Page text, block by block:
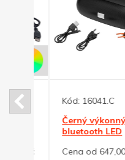
Kód:16041.C
Černý výkonný
bluetooth LED
2x5W
Cena od 647,00 Kč